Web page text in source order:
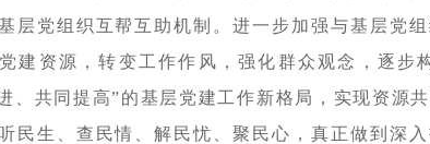
层党组织互帮互助机制。进一步加强与基层党组
建资源，转变工作作风，强化群众观念，逐步
、共同提高”的基层党建工作新格局，实现资源
民生、查民情、解民忧、聚民心，真正做到深入